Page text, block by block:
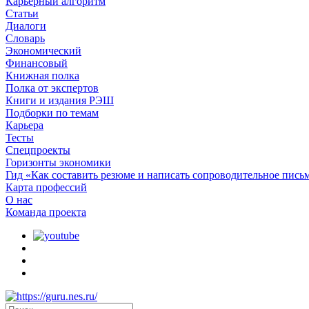
Статьи
Диалоги
Словарь
Экономический
Финансовый
Книжная полка
Полка от экспертов
Книги и издания РЭШ
Подборки по темам
Карьера
Тесты
Спецпроекты
Горизонты экономики
Гид «Как составить резюме и написать сопроводительное
Карта профессий
О наc
Команда проекта